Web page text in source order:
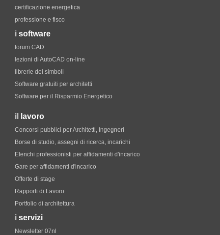
certificazione energetica
professione e fisco
i software
forum CAD
lezioni di AutoCAD on-line
librerie dei simboli
Software gratuiti per architetti
Software per il Risparmio Energetico
il lavoro
Concorsi pubblici per Architetti, Ingegneri
Borse di studio, assegni di ricerca, incarichi
Elenchi professionisti per affidamenti d'incarico
Gare per affidamenti d'incarico
Offerte di stage
Rapporti di Lavoro
Portfolio di architettura
i servizi
Newsletter 07nl